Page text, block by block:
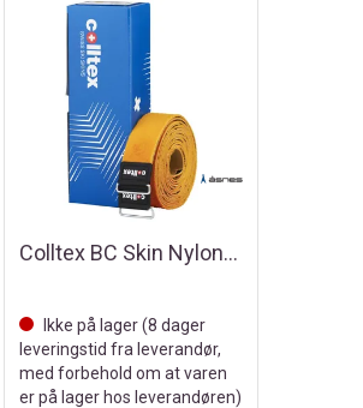
Colltex BC Skin Nylon 45X2000
Ikke på lager (8 dager
leveringstid fra leverandør,
med forbehold om at varen
er på lager hos leverandøren)